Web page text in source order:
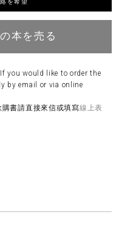
本を売る
you would like to order the
by email or via online
書請直接來信或填寫線上表